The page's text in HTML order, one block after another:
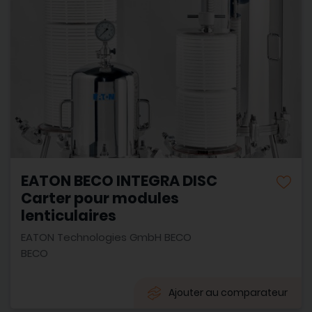
EATON BECO INTEGRA DISC
Carter pour modules
lenticulaires
EATON Technologies GmbH BECO
BECO
Ajouter au comparateur